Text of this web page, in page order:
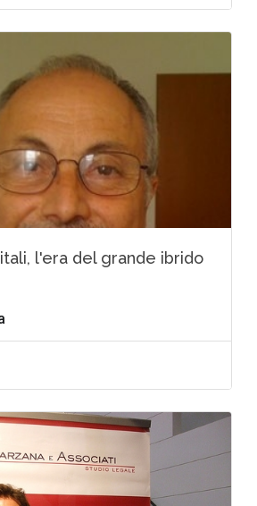
l'era del grande ibrido